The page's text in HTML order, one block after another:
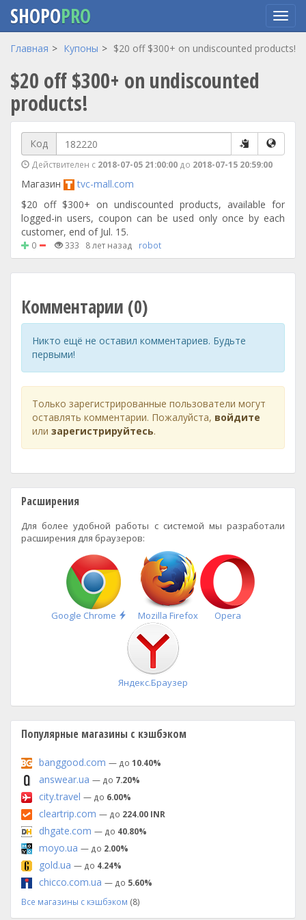
Перейти
основному
содержанию
SHOPOPRO
Главная Купоны $20 off $300+ on undiscounted products!
$20 off $300+ on undiscounted
products!
Код
Действителен с 2018-07-05 21:00:00 до 2018-07-15 20:59:00
Магазин
tvc-mall.com
$20 off $300+ on undiscounted products, available for
logged-in users, coupon can be used only once by each
customer, end of Jul. 15.
0 333 8 лет назад robot
Комментарии (0)
Никто ещё не оставил комментариев. Будьте
первыми!
Только зарегистрированные пользователи могут
оставлять комментарии. Пожалуйста, войдите
или зарегистрируйтесь.
Расширения
Для более удобной работы с системой мы разработали
расширения для браузеров:
Google Chrome
Быстрая
установка
Mozilla Firefox Opera
Яндекс.Браузер
Популярные магазины с кэшбэком
banggood.com — до 10.40%
answear.ua — до 7.20%
city.travel — до 6.00%
cleartrip.com — до 224.00 INR
dhgate.com — до 40.80%
moyo.ua — до 2.00%
gold.ua — до 4.24%
chicco.com.ua — до 5.60%
Все магазины с кэшбэком (8)